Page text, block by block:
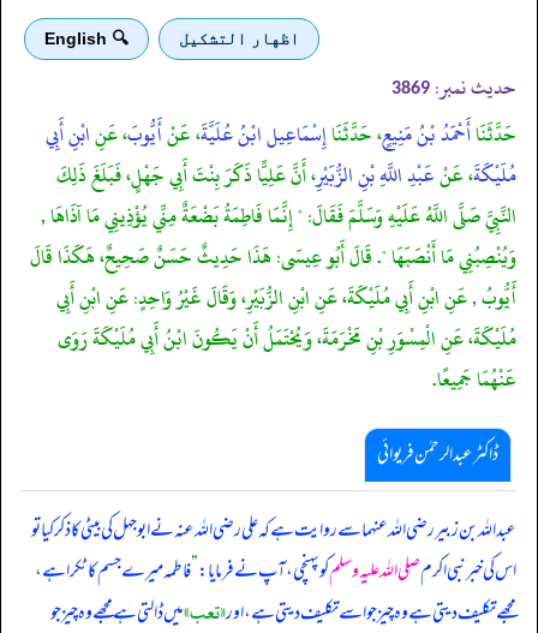
اظهار التشكيل 🔍 English
حدیث نمبر: 3869
حَدَّثَنَاأَحْمَدُ بْنُ مَنِيعٍ، حَدَّثَنَاإِسْمَاعِيل ابْنُ عُلَيَّةَ، عَنْأَيُّوبَ، عَنِابْنِ أَبِي
مُلَيْكَةَ، عَنْعَبْدِ اللَّهِ بْنِ الزُّبَيْرِ، أَنَّ عَلِيًّا ذَكَرَ بِنْتَ أَبِي جَهْلٍ، فَبَلَغَ ذَلِكَ
النَّبِيَّ صَلَّى اللَّهُ عَلَيْهِ وَسَلَّمَ فَقَالَ: " إِنَّمَا فَاطِمَةُ بَضْعَةٌ مِنِّي يُؤْذِينِي مَا آذَاهَا ,
وَيُنْصِبُنِي مَا أَنْصَبَهَا ". قَالَ أَبُو عِيسَى: هَذَا حَدِيثٌ حَسَنٌ صَحِيحٌ، هَكَذَا قَالَ
أَيُّوبُ , عَنِ ابْنِ أَبِي مُلَيْكَةَ، عَنِ ابْنِ الزُّبَيْرِ، وَقَالَ غَيْرُ وَاحِدٍ: عَنِ ابْنِ أَبِي
مُلَيْكَةَ، عَنِ الْمِسْوَرِ بْنِ مَخْرَمَةَ، وَيُحْتَمَلُ أَنْ يَكُونَ ابْنُ أَبِي مُلَيْكَةَ رَوَى
عَنْهُمَا جَمِيعًا.
ڈاکٹر عبدالرحمٰن فریوائی
عبداللہ بن زبیر رضی الله عنہما سے روایت ہے کہعلی رضی الله عنہ نے ابوجہل کی بیٹی کا ذکر کیا تو
اس کی خبر نبی اکرمصلی اللہ علیہ وسلمکو پہنچی، آپ نے فرمایا:”فاطمہ میرے جسم کا ٹکرا ہے،
مجھے تکلیف دیتی ہے وہ چیز جو اسے تکلیف دیتی ہے، اور«تعب»میں ڈالتی ہے مجھے وہ چیز جو